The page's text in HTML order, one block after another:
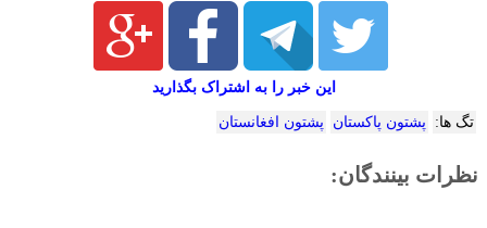
این خبر را به اشتراک بگذارید
تگ ها: پشتون پاکستان پشتون افغانستان
نظرات بینندگان: